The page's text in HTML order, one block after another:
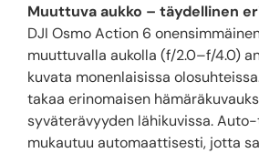
Muuttuva aukko – täydellinen
DJI Osmo Action 6
muuttuvalla aukolla (f/2.0–f/4.0)
kuvata monenlaisissa
takaa erinomaisen
syväterävyyden lähikuvissa.
mukautuu automaattisesti, jotta